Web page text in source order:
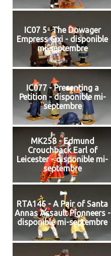
IC07 5- The Dowager
Empress Cixi - disponible
mi-septembre
IC077 - Presenting a
Petition - disponible mi-
septembre
MK258 - Edmund
Crouchback Earl of
Leicester - disponible mi-
septembre
RTA146 - A Pair of Santa
Annas Assault Pionneers -
disponible mi-septembre